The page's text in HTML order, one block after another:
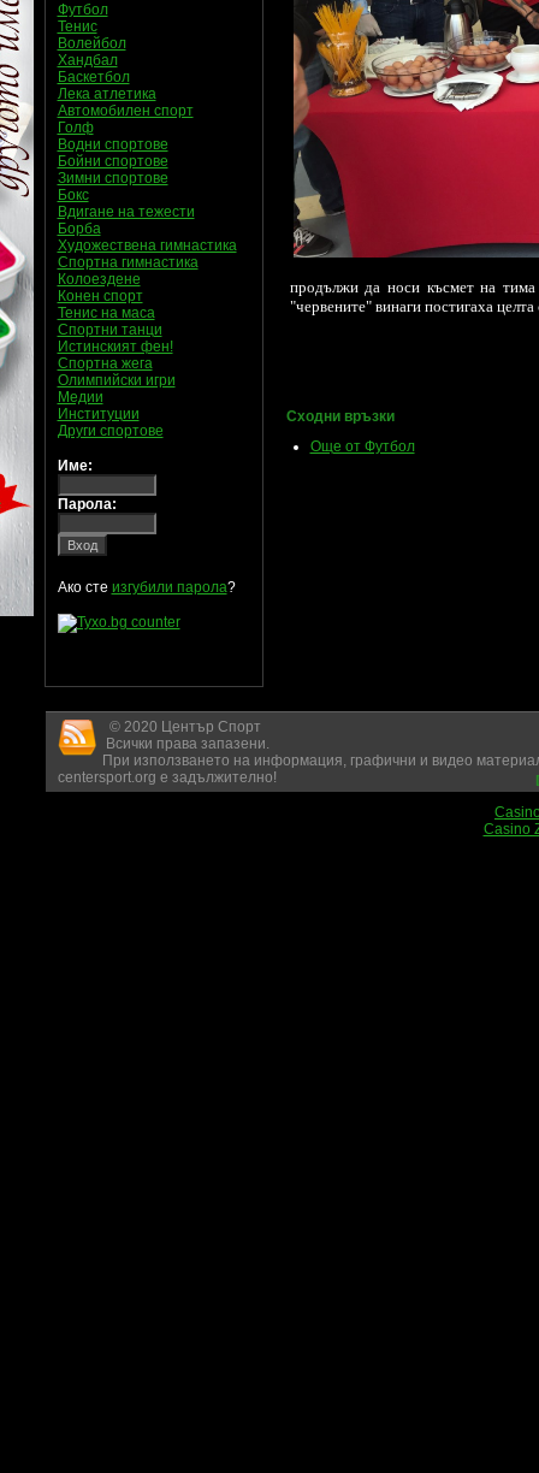
продължи да носи късмет на
"червените" винаги постигаха целта
Сходни връзки
Още от Футбол
Футбол
Тенис
Волейбол
Хандбал
Баскетбол
Лека атлетика
Автомобилен спорт
Голф
Водни спортове
Бойни спортове
Зимни спортове
Бокс
Вдигане на тежести
Борба
Художествена гимнастика
Спортна гимнастика
Колоездене
Конен спорт
Тенис на маса
Спортни танци
Истинският фен!
Спортна жега
Олимпийски игри
Медии
Институции
Други спортове
Име:
Парола:
Ако сте изгубили парола?
© 2020 Център Спорт
Всички права запазени.
При използването на информация, графични и видео
centersport.org е задължително!
Casino